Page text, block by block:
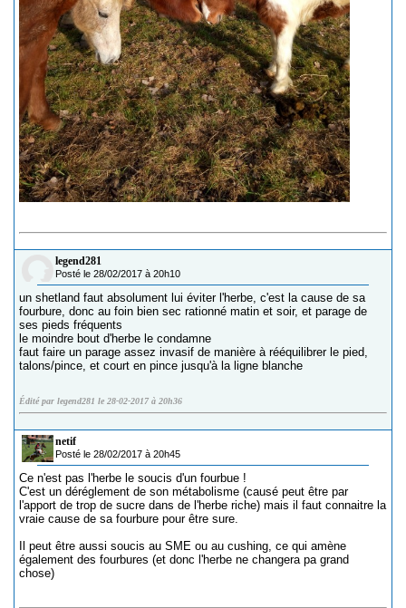
legend281
Posté le 28/02/2017 à 20h10
un shetland faut absolument lui éviter l'herbe, c'est la cause de sa
fourbure, donc au foin bien sec rationné matin et soir, et parage de
ses pieds fréquents
le moindre bout d'herbe le condamne
faut faire un parage assez invasif de manière à rééquilibrer le pied,
talons/pince, et court en pince jusqu'à la ligne blanche
Édité par legend281 le 28-02-2017 à 20h36
netif
Posté le 28/02/2017 à 20h45
Ce n'est pas l'herbe le soucis d'un fourbue !
C'est un déréglement de son métabolisme (causé peut être par
l'apport de trop de sucre dans de l'herbe riche) mais il faut connaitre la
vraie cause de sa fourbure pour être sure.
Il peut être aussi soucis au SME ou au cushing, ce qui amène
également des fourbures (et donc l'herbe ne changera pa grand
chose)